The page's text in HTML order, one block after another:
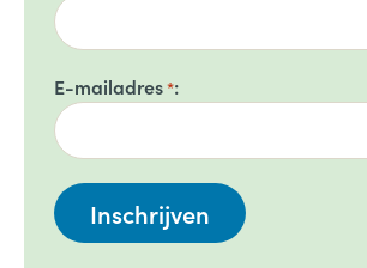
E-mailadres*